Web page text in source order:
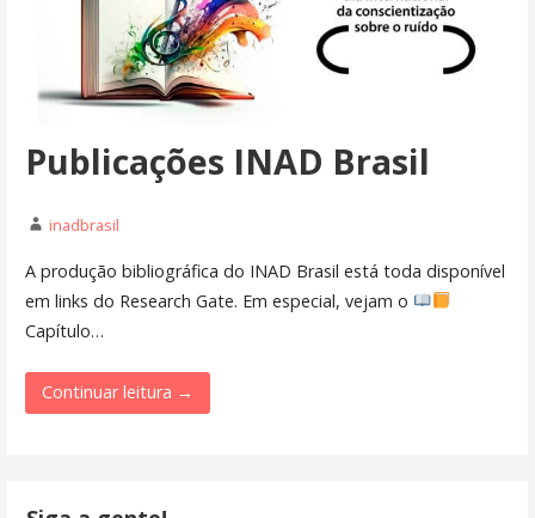
Publicações INAD Brasil
inadbrasil
A produção bibliográfica do INAD Brasil está toda disponível
em links do Research Gate. Em especial, vejam o
Capítulo…
Continuar leitura →